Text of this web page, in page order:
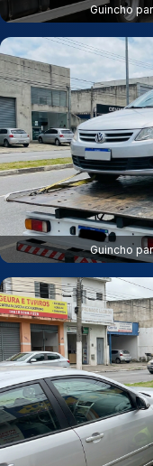
Guincho
Guincho